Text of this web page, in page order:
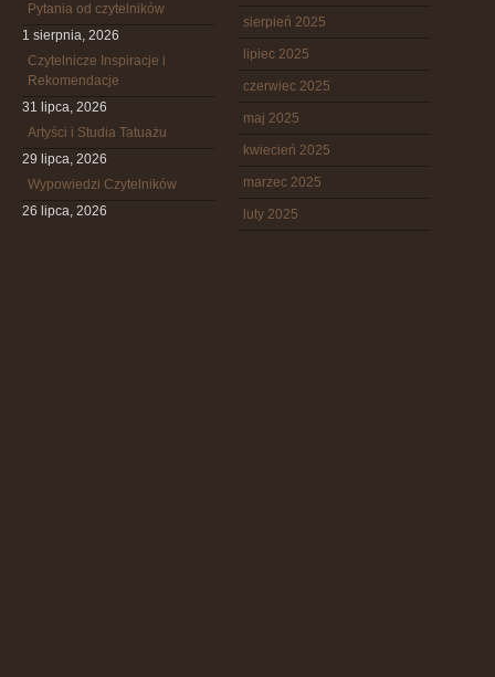
Pytania od czytelników
1 sierpnia, 2026
Czytelnicze Inspiracje i
Rekomendacje
31 lipca, 2026
Artyści i Studia Tatuażu
29 lipca, 2026
Wypowiedzi Czytelników
26 lipca, 2026
sierpień 2025
lipiec 2025
czerwiec 2025
maj 2025
kwiecień 2025
marzec 2025
luty 2025